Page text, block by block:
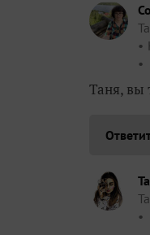
Таня, вы